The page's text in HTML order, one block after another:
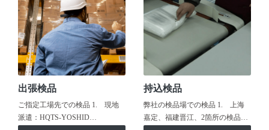
出張検品
ご指定工場先での検品 1. 現地
派遣：HQTS-YOSHID…
持込検品
弊社の検品場での検品 1. 上海
嘉定、福建晋江、2箇所の検品…